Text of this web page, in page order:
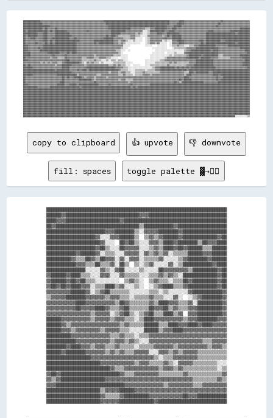
██████████████▓▓▓▓▓▓▓▓▓▓▓▓▓▓▓▓▓▓▓▓▓▓▓▓▓▓▓▓▓▓▓▓▓▓▓▓▓▓▓▓▓▓▓▓▓▓▓▓▓▓▓▓██████████████████████████████████████████████████████▓▓▓▓▓▓▓▓████▓▓▓▓▓▓▓▓▓▓▓▓▓▓▓▓▓▓▓▓▓▓▓▓▓▓▓▓▓▓██▓▓▓▓▓▓▓▓▓▓▓▓▓▓▓▓▓▓▓▓▓▓
████████████████▓▓▓▓▓▓▓▓▓▓▓▓▓▓▓▓▓▓▓▓▓▓▓▓▓▓▓▓▓▓▓▓▓▓▓▓▓▓▓▓▓▓▓▓▓▓▓▓▓▓▓▓████████████████████████████████████████████████████▓▓▓▓▓▓██████▓▓▓▓▓▓▓▓▓▓▓▓▓▓▓▓▓▓▓▓▓▓▓▓▓▓▓▓██▓▓▓▓▓▓▓▓▓▓▓▓▓▓▓▓▓▓▓▓▓▓▓▓
██████████████████████▓▓▓▓▓▓▓▓▓▓▓▓▓▓▓▓▓▓▓▓▓▓▓▓▓▓▓▓▓▓▓▓▓▓▓▓▓▓▓▓▓▓▓▓▓▓▓▓████████████████████████████████████████████████▓▓▓▓▓▓██████▓▓▓▓▓▓▓▓▓▓▓▓▓▓▓▓▓▓▓▓▓▓▓▓▓▓▓▓██▓▓▓▓▓▓▓▓▓▓▓▓▓▓▓▓▓▓▓▓▓▓▓▓▓▓
████████████████▓▓██▓▓▓▓▓▓██▓▓▓▓▓▓▓▓▓▓▓▓▓▓▓▓▓▓▓▓▓▓▓▓▓▓▓▓▓▓▓▓▓▓▓▓▓▓▓▓▓▓██████████████████▓▓▓▓▓▓▓▓▓▓▓▓▒▒▒▒▓▓▓▓██████████▓▓▓▓████▓▓▓▓▓▓▓▓▓▓▓▓▓▓▓▓▓▓▓▓▓▓▓▓▓▓▓▓▓▓▓▓▓▓▓▓▓▓▓▓▓▓▓▓▓▓▓▓▓▓▓▓████████
██▓▓████████████████▓▓██▓▓██████████▓▓▓▓▓▓▓▓▓▓▓▓▓▓▓▓██▓▓▓▓▓▓▓▓▓▓▓▓▓▓▓▓▓▓████████████▓▓▓▓▓▓▓▓▓▓▓▓▓▓░░░░▒▒████████████▓▓▓▓████▓▓▓▓▓▓▓▓▓▓▓▓▓▓▓▓▓▓▓▓▓▓▓▓▓▓▓▓████▓▓▓▓▓▓▓▓▓▓▓▓▓▓████████████████
████████████▓▓▓▓████▓▓▓▓▓▓████████████▓▓▓▓▓▓▓▓▓▓▓▓▓▓▓▓▓▓▓▓▓▓▓▓▓▓▓▓▓▓▓▓▓▓████████▓▓▓▓▓▓▓▓▓▓▓▓▒▒▓▓▒▒░░░░▒▒▓▓▓▓▓▓████▓▓▓▓██████████▓▓▓▓▓▓▓▓▓▓▓▓▓▓▓▓▓▓▓▓▓▓████████████████████████▓▓██████████
██▓▓████████▓▓▓▓████▓▓▓▓▓▓██████████████▓▓▓▓▓▓▓▓▓▓▓▓▓▓▓▓▓▓▓▓▓▓▓▓▓▓▓▓██▓▓████▓▓▒▒▒▒▒▒▒▒▒▒▓▓▓▓▒▒▒▒░░░░░░▓▓▓▓▓▓▓▓▓▓▓▓▒▒▓▓██▓▓████████▓▓▓▓▓▓▓▓▓▓▓▓▓▓▓▓▓▓▓▓████████████████████████████████████
██▓▓▓▓████▓▓▓▓▓▓████▓▓▓▓██████████████▓▓▓▓██▓▓▓▓▓▓▓▓▓▓▓▓▓▓▓▓▓▓▓▓▓▓████████▓▓▓▓▓▓▓▓▒▒▒▒▒▒▓▓▓▓░░░░░░  ░░▒▒▓▓▓▓▓▓▓▓▓▓▓▓██▓▓▓▓████████▓▓▓▓▓▓▓▓▓▓▓▓▓▓▓▓▓▓▓▓████████████████████████████████████
██▓▓▓▓▓▓▓▓▓▓▓▓▓▓████▓▓██▓▓████████████████████▓▓▓▓▓▓▓▓▓▓▓▓████████████████▓▓▓▓▒▒▓▓▓▓▒▒░░░░▒▒░░░░░░  ░░▒▒▓▓▓▓▓▓▓▓▓▓░░▒▒░░░░▓▓▓▓██████▓▓▓▓▓▓▓▓▓▓▓▓████▓▓████████████▓▓▓▓████████████████████
██▓▓▓▓▓▓▓▓██▓▓▓▓▓▓██▓▓██▓▓██████████████████▓▓▓▓▓▓▓▓▓▓▓▓▓▓██▓▓████████████▓▓▓▓▒▒▓▓▒▒░░░░░░░░░░░░    ░░▒▒▓▓▓▓▒▒▓▓░░░░░░  ░░▓▓▓▓▓▓████▓▓▓▓▓▓▓▓▓▓▓▓▓▓██▓▓████████████████████████▓▓██████████
████▓▓▓▓▓▓▓▓▓▓▓▓████████████████████████████▓▓▓▓▓▓▓▓▓▓▓▓▓▓▓▓▓▓▓▓▓▓▓▓▓▓▓▓▓▓▓▓▓▓▓▓▓▓░░░░░░            ░░░░░░    ░░░░░░░░  ░░▒▒▒▒▓▓▒▒▒▒░░░░▒▒▒▒▓▓▓▓██████████████▓▓▓▓▓▓▓▓▓▓██████████████████
████▓▓▓▓▓▓▓▓██▓▓████████████████████████████▓▓▓▓▓▓▓▓▓▓▓▓▓▓▓▓▓▓▓▓▓▓▓▓▓▓▓▓▓▓▓▓▓▓▓▓▒▒░░░░                    ░░░░░░░░░░░░    ░░▒▒▒▒▒▒▒▒▒▒▓▓▓▓▓▓▓▓██████████████████▓▓▓▓▓▓▓▓▓▓▓▓▓▓▓▓▓▓████████
████▓▓▓▓▓▓▓▓▓▓██████████████████████████████▓▓▓▓▓▓▓▓▓▓▓▓▓▓▓▓▓▓▓▓▓▓▓▓▓▓▓▓▓▓▓▓▒▒▒▒░░░░  ░░                    ░░░░░░░░░░░░░░░░░░░░░░░░▒▒▓▓▓▓████████████████▓▓████▓▓▓▓▓▓▓▓▓▓▓▓▓▓▓▓▓▓▓▓▓▓████
██████▓▓▓▓▓▓▓▓▓▓▓▓▓▓██████████▓▓▓▓▓▓██▓▓████▓▓▓▓▓▓▓▓▓▓▓▓▓▓▓▓▓▓▓▓▓▓▓▓▓▓▓▓▓▓▓▓▓▓▒▒░░                        ░░░░░░░░░░  ░░░░░░▒▒░░░░░░▓▓██████████████████████████▓▓▓▓▓▓▓▓▓▓▓▓▓▓▓▓▓▓▓▓▓▓▓▓██
██████▓▓▓▓▓▓▓▓▓▓▓▓▓▓▓▓▓▓██▓▓▓▓▓▓▓▓██▓▓▓▓▓▓▓▓▓▓▓▓▓▓▓▓▓▓▓▓▓▓▒▒▓▓▓▓▓▓▓▓▓▓▓▓▓▓▒▒▒▒▒▒░░░░░░                  ░░░░░░░░░░░░░░░░▒▒░░▒▒▒▒▒▒▒▒▒▒▓▓██████████▓▓████████████▒▒▒▒▓▓▓▓▓▓▓▓▓▓▓▓▓▓████████
██▓▓▓▓▓▓▓▓▓▓▓▓▓▓▓▓▓▓▓▓▒▒▓▓▓▓▒▒▒▒▒▒██▓▓▓▓▓▓▓▓▓▓▓▓▒▒▒▒▓▓▓▓▓▓▒▒▒▒▓▓▓▓▓▓▒▒▒▒░░░░░░  ░░░░░░                  ░░░░░░░░░░░░▒▒▓▓▓▓▓▓▓▓▓▓▓▓▓▓▓▓██████████▓▓████████▓▓▓▓▓▓▒▒▒▒▒▒▒▒▒▒▓▓▓▓▓▓▓▓▓▓██████
████▓▓▓▓▓▓▓▓▓▓▓▓▓▓▓▓▓▓▓▓▓▓▓▓▓▓▓▓▓▓████▓▓▓▓▓▓▓▓▓▓▒▒▒▒▒▒▒▒▒▒▓▓▒▒▒▒░░░░▒▒░░▒▒▒▒░░▒▒▒▒░░░░              ░░░░░░░░░░░░▒▒▒▒▓▓▓▓▓▓▓▓▓▓▓▓▓▓▓▓▓▓▓▓▓▓▓▓▓▓██████████████▓▓▓▓▓▓▓▓▓▓▓▓▓▓▓▓▓▓▓▓▓▓▓▓▓▓████
▓▓▓▓▓▓▓▓▓▓▓▓▓▓▒▒▓▓▒▒▓▓▒▒▓▓▓▓▒▒▒▒▓▓████████████▓▓▒▒░░▓▓▒▒▓▓▒▒▒▒░░▒▒░░░░░░░░▒▒▒▒▒▒▒▒▒▒░░░░░░          ░░░░░░░░▒▒▒▒▒▒▒▒▒▒▒▒▓▓▒▒▓▓▒▒▒▒▒▒▒▒▒▒▓▓▓▓▓▓██████████████▓▓▓▓▓▓▓▓▓▓▓▓▓▓▓▓▓▓▓▓▓▓▓▓██████
██▓▓██▓▓▓▓▓▓▓▓▓▓▓▓▓▓▓▓▓▓▓▓▒▒▓▓▓▓████████▓▓▓▓▓▓▓▓▓▓▒▒▓▓▓▓▓▓▓▓▓▓▓▓▓▓▓▓▓▓▒▒▒▒▓▓▒▒▓▓▒▒▒▒░░░░  ░░░░░░    ░░░░▒▒▒▒▒▒▒▒▒▒▒▒▒▒▓▓▒▒▒▒▒▒▒▒▒▒▒▒▒▒▓▓▓▓▓▓████████████████▓▓▓▓▓▓▓▓▓▓▓▓▓▓▓▓▓▓▓▓▓▓▓▓██████
████████▓▓▓▓▓▓▓▓▓▓▓▓▓▓▓▓▓▓▓▓▓▓▓▓██████▓▓▓▓▓▓▓▓▓▓▓▓▓▓████████████████████████▓▓▓▓▓▓▒▒▒▒░░░░░░░░░░░░░░░░░░░░▒▒▓▓▓▓████████████▓▓██▓▓██▓▓██▓▓████████████████████▓▓▓▓▓▓▓▓▓▓▓▓▓▓▓▓▓▓▓▓▓▓▓▓▓▓██
██████████████████████████▓▓██████████▓▓▓▓▓▓██▓▓████▓▓████████████████████████▓▓▒▒▒▒▒▒░░░░░░▒▒▒▒▒▒▒▒░░▒▒▒▒▒▒▓▓▓▓██████████████████████▓▓██████████████████████████████████████████████████
████████████████████████████████████████▓▓▓▓▓▓▓▓▓▓▓▓▓▓▓▓▓▓▓▓▓▓▓▓▓▓▓▓▓▓▒▒▓▓▓▓▓▓▒▒▓▓▓▓▒▒▒▒░░░░▒▒▒▒▒▒▓▓▒▒▒▒▒▒▒▒▒▒▒▒▓▓▓▓▓▓▓▓▓▓▓▓▓▓▓▓▓▓▓▓▒▒▒▒████▓▓██████████▓▓▓▓██████████████████████████████
████████▓▓▓▓▓▓▓▓▓▓▓▓▓▓▓▓▓▓▓▓████████████████▒▒▓▓▓▓▓▓▓▓▓▓▓▓▓▓▒▒▒▒▓▓▓▓▓▓▓▓▓▓▓▓▓▓▒▒▒▒▓▓▒▒▒▒▒▒░░▒▒▒▒▒▒▓▓▓▓▓▓▒▒▓▓▓▓▓▓▓▓▓▓▓▓▓▓▓▓▓▓▓▓▓▓▓▓▓▓▒▒████▓▓▓▓▓▓▓▓▓▓▓▓▓▓▓▓▓▓████▓▓████████████████████████
██▓▓▓▓▓▓▓▓▓▓▓▓▓▓▓▓▓▓▓▓▓▓▓▓▓▓▓▓▓▓██▓▓██▓▓▓▓██████▓▓▒▒▓▓▓▓▓▓▒▒▓▓▓▓▓▓▓▓▒▒▓▓▓▓▓▓▓▓▓▓▓▓▓▓▓▓▓▓▓▓▓▓▓▓▓▓▓▓▓▓▓▓▓▓▓▓▓▓▓▓▓▓▓▓▓▓▓▓▓▓▓▓▓▓▓▓▓▓▓▓▓▓████▓▓▓▓▓▓▓▓▓▓▓▓▓▓▓▓▓▓▓▓▓▓██▓▓▓▓██████████████████████
██▓▓▓▓▓▓▓▓▓▓▓▓▓▓▓▓▓▓▓▓▓▓▓▓▓▓▓▓▓▓██▓▓▓▓▓▓▓▓▓▓▓▓██████████▓▓▒▒▓▓▓▓▓▓▓▓▓▓▓▓▓▓▓▓▓▓▒▒▓▓▓▓▒▒▒▒▒▒▓▓▓▓▓▓▓▓▓▓▓▓▓▓▓▓▓▓▓▓▓▓▓▓▓▓▓▓▓▓▓▓▓▓▓▓▓▓██▓▓██████▓▓▓▓▓▓▓▓▓▓▓▓▓▓▓▓▓▓▓▓██▓▓████████████████████████
██▓▓▓▓▓▓▓▓▓▓▓▓▓▓▓▓▓▓▓▓▓▓▓▓▓▓▓▓████▓▓▓▓▓▓▓▓▓▓▓▓▓▓▓▓▓▓▓▓▓▓▓▓██▓▓▓▓▓▓▓▓▓▓▓▓▓▓▓▓▓▓▓▓▓▓▓▓▓▓▒▒▓▓▓▓▓▓▓▓▓▓▓▓▓▓▓▓▓▓▓▓▓▓▓▓▓▓▓▓▓▓▓▓▓▓▓▓██▓▓▒▒██████████████████▓▓▓▓▓▓▓▓▓▓▓▓██████████████████████████
████▓▓▓▓▓▓▓▓▓▓▓▓▓▓▓▓▓▓▓▓▓▓▓▓██████▓▓▓▓██████▓▓████████████████▓▓▓▓▓▓▓▓██▓▓▓▓▓▓▓▓▓▓▓▓▓▓▓▓██▓▓▓▓▓▓▓▓▓▓▓▓▓▓██████████████████████████████████████████████████████████████████████████████████
████████████▓▓▓▓▓▓▓▓▓▓████████████████████████▓▓████████████████████████████████████████▓▓██▓▓████████████████████████████████████████████████████████████████████████████████████████████
██████████████████████████████████████████████████████████████████████████████████████████████████████████████████████████████████████████████████████████████████████████████████████████
██████████████████████████████████████████████████████████████████████████████████████████████████████████████████████████████████████████████████████████████████████████████████████████
██████████████████████████████████████████████████████████████████████████████████████████████████████████████████████████████████████████████████████████████████████████████████████████
██████████████████████████████████████████████████████████████████████████████████████████████████████████████████████████████████████████████████████████████████████████████████████████
██████████████████████████████████████████████████████████████████████████████████████████████████████████████████████████████████████████████████████████████████████████████████████████
██████████████████████████████████████████████████████████████████████████████████████████████████████████████████████████████████████████████████████████████████████████████████████████
██████████████████████████████████████████████████████████████████████████████████████████████████████████████████████████████████████████████████████████████████████████████████████████
██████████████████████████████████████████████████████████████████████████████████████████████████████████████████████████████████████████████████████████████████████████████████████████
██████████████████████████████████████████████████████████████████████████████████████████████████████████████████████████████████████████████████████████████████████████████████████████
██████████████████████████████████████████████████████████████████████████████████████████████████████████████████████████████████████████████████████████████████████████████████████████
██████████████████████████████████████████████████████████████████████████████████████████████████████████████████████████████████████████████████████████████████████████████████████████
copy to clipboard 👍 upvote 👎 downvote
fill: spaces toggle palette ▓→✊🏽
██████▓▓██████████████████████████████▓▓▓▓████████████████████████████████
████▓▓▓▓██████████████████████▓▓██████████████████████████████████████████
██▓▓██████████████████████████████████▒▒████████████▓▓████████████████████
████████████████████████▓▓▓▓████████▒▒░░▓▓▓▓▓▓████████▓▓██████████████████
████████████████████▓▓░░░░▓▓▓▓██████▒▒  ▒▒▓▓▒▒▓▓██████▓▓██████████████▓▓██
██████████████████████▓▓░░░░  ██▓▓██▒▒░░░░▓▓▓▓▒▒████▓▓████████▒▒██▓▓▓▓████
████████████████████▓▓██▒▒░░░░██▓▓▓▓▓▓░░░░▒▒▓▓▒▒████▓▓██▓▓██████▒▒▒▒██████
████████████▓▓██████▓▓░░▒▒▒▒░░░░▓▓▓▓▓▓░░▓▓▒▒▓▓▒▒▓▓░░▒▒▒▒▒▒██████▓▓▓▓██████
██████████▓▓▒▒▒▒██▓▓▒▒██▓▓▓▓░░▓▓░░▓▓▓▓░░▒▒▒▒▒▒▓▓░░░░░░▒▒▓▓████████▓▓██████
████████████▓▓▓▓▒▒▒▒██▒▒▒▒▓▓░░██▒▒  ▒▒░░▒▒▓▓░░░░░░▓▓░░▒▒████████████▓▓████
████████████████░░░░░░▓▓▒▒░░▓▓██░░░░░░▒▒░░░░░░██▓▓▓▓▓▓▓▓▓▓▒▒██████████▓▓██
▓▓██████▓▓████▒▒▒▒░░░░▓▓▓▓░░░░▓▓▒▒▒▒▒▒░░░░▒▒▒▒▓▓▒▒▓▓▒▒░░██████████████▓▓██
▓▓██████▓▓██▓▓██▒▒▒▒░░░░░░░░░░  ▒▒▓▓▒▒░░  ▒▒▓▓▒▒▒▒░░▒▒▒▒██▓▓██████████▓▓██
▓▓██▓▓██▓▓████▓▓▓▓░░▒▒▒▒████▒▒▓▓░░░░▒▒░░  ░░▒▒▓▓████▒▒▒▒▓▓████████████▓▓██
▓▓▓▓▓▓▓▓▓▓██████▓▓░░▒▒▓▓██▒▒▒▒▒▒▒▒░░░░░░░░▒▒▒▒░░▒▒░░░░░░░░▓▓████████████▓▓
▒▒▓▓▓▓▓▓████████▓▓▓▓▓▓▓▓▒▒▓▓▓▓▒▒▒▒░░▒▒▒▒▒▒▓▓▒▒▒▒░░░░▓▓░░  ░░▒▒▓▓████████▓▓
▓▓▓▓▓▓▓▓▓▓▓▓████▓▓▓▓▓▓▓▓▓▓▓▓▒▒██▓▓▒▒▒▒▒▒▒▒▓▓▒▒████▓▓▓▓▒▒▒▒▓▓░░██████████▓▓
▓▓▓▓▓▓▓▓▓▓▓▓██▓▓▓▓▓▓████▓▓▒▒▒▒▓▓██▒▒▒▒▒▒▒▒██▓▓▓▓██▒▒▓▓▒▒▒▒▓▓▓▓██████████▓▓
▓▓▓▓▓▓▓▓▓▓▓▓▓▓▓▓▓▓▒▒▓▓▓▓▓▓░░▒▒▓▓██▒▒░░▒▒▓▓██▒▒▒▒████▒▒▓▓  ▓▓▓▓██████████▓▓
██████▓▓▓▓▓▓▓▓▓▓▓▓▒▒▓▓▓▓▓▓▒▒▓▓▓▓▒▒▒▒░░▒▒████▓▓▓▓▓▓▓▓▓▓▓▓▒▒▓▓▓▓████████▓▓▓▓
██████▓▓▒▒▓▓▓▓▓▓▓▓▓▓▓▓▓▓▓▓▓▓▓▓▒▒▓▓▒▒▒▒▒▒██████▒▒▒▒████▓▓▓▓████▓▓████▓▓▓▓▓▓
██████▓▓▓▓▒▒▓▓▓▓▓▓▓▓▓▓▒▒▓▓▓▓▓▓▒▒▒▒░░░░░░██████▒▒▓▓▓▓████▓▓▓▓▓▓▓▓▓▓▓▓▓▓▓▓▓▓
██████████▓▓▓▓▓▓▓▓▓▓▓▓▓▓▓▓▒▒▒▒▓▓▒▒▒▒░░▒▒▒▒▓▓▓▓▓▓▓▓▓▓▓▓▓▓▓▓▓▓▓▓▓▓▓▓▓▓▓▓▓▓▓▓
████████████▓▓▓▓▓▓▓▓▓▓▓▓▓▓▒▒▓▓▓▓▒▒▓▓▒▒░░░░▓▓▓▓▓▓▓▓▓▓▓▓▓▓▓▓▓▓▓▓▓▓▒▒▒▒▓▓▓▓▓▓
████████▓▓████▓▓▓▓▒▒▓▓▓▓▒▒▒▒▓▓▒▒▒▒▒▒░░▒▒▒▒▒▒▓▓▓▓▓▓▓▓▒▒▓▓▓▓▓▓▓▓▓▓▓▓▒▒▓▓▓▓▒▒
██████▓▓████████▓▓▓▓▓▓▓▓▒▒▓▓▒▒▓▓▒▒▒▒▓▓▓▓▓▓░░░░▓▓▓▓▒▒▓▓▒▒▓▓▓▓▓▓▒▒▒▒▒▒▒▒▒▒▒▒
██████████████████▓▓▓▓▓▓▓▓▓▓▓▓▓▓▓▓▓▓▓▓▓▓▓▓▓▓▒▒░░▒▒▒▒▓▓▓▓▓▓▓▓▓▓▒▒▒▒▒▒▒▒▒▒▒▒
██████████████████████▓▓▓▓▓▓▓▓▓▓▓▓▓▓▒▒▓▓▓▓▒▒▒▒▒▒▓▓▒▒░░▓▓▓▓▓▓▒▒▒▒▒▒▒▒▒▒░░░░
██████████████████████████▓▓▒▒▒▒▓▓▓▓▓▓▓▓▓▓▓▓▓▓▒▒▓▓▓▓▒▒▓▓▒▒▒▒▒▒▒▒▒▒▒▒▒▒░░▒▒
▓▓██▓▓████████████████████████▓▓▒▒▒▒▓▓▓▓▓▓▓▓▓▓▒▒▒▒▒▒▒▒▒▒▓▓▒▒▒▒▒▒▒▒▒▒▒▒▒▒▓▓
▓▓▒▒▓▓██████████████████▓▓▓▓▓▓▓▓▓▓▓▓▓▓▓▓▓▓▓▓▓▓▓▓▓▓▓▓▓▓▓▓▓▓▓▓▒▒▒▒▒▒▒▒▒▒▓▓▒▒
▓▓▓▓████████████████████████████▓▓▓▓▓▓▓▓▓▓▓▓▓▓▓▓▒▒▓▓▓▓▓▓▓▓▓▓▒▒▒▒▓▓▓▓▓▓▓▓▓▓
██████████████████████▒▒▓▓▓▓▓▓██████▓▓▓▓▓▓▓▓▓▓▓▓▓▓▓▓▓▓▓▓▓▓▓▓▓▓▓▓▓▓▓▓▓▓▓▓▓▓
██████████████████████▓▓▒▒▒▒▒▒▓▓██████████▓▓▓▓▓▓▓▓▓▓▓▓▓▓██▓▓▓▓████████████